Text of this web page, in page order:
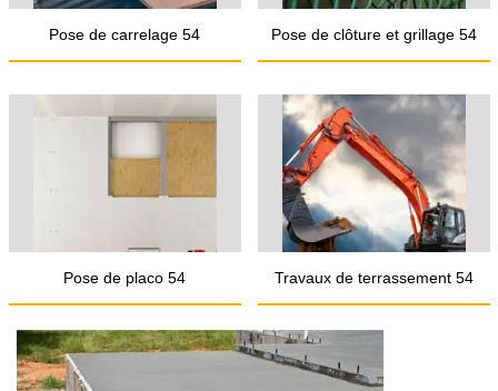
Pose de carrelage 54 Pose de clôture et grillage 54
Pose de placo 54 Travaux de terrassement 54